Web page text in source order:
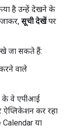
है उन्हें देखने के
सूची देखेंपर
जा सकते हैं:
वाले
के वे एपीआई
ऐप्लिकेशन कर रहा
या